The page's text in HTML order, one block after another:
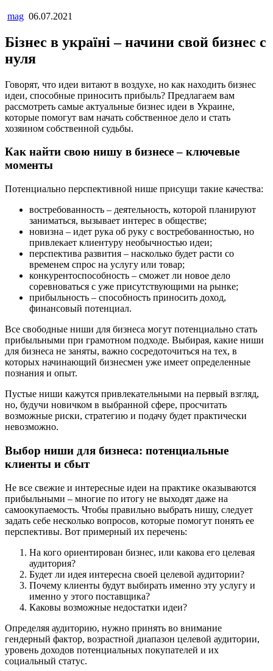
mag 06.07.2021
Бізнес в україні – начини свой бизнес с
нуля
Говорят, что идеи витают в воздухе, но как находить бизнес
идеи, способные приносить прибыль? Предлагаем вам
рассмотреть самые актуальные бизнес идеи в Украине,
которые помогут вам начать собственное дело и стать
хозяином собственной судьбы.
Как найти свою нишу в бизнесе – ключевые
моменты
Потенциально перспективной нише присущи такие качества:
востребованность – деятельность, которой планируют
заниматься, вызывает интерес в обществе;
новизна – идет рука об руку с востребованностью, но
привлекает клиентуру необычностью идеи;
перспектива развития – насколько будет расти со
временем спрос на услугу или товар;
конкурентоспособность – сможет ли новое дело
соревноваться с уже присутствующими на рынке;
прибыльность – способность приносить доход,
финансовый потенциал.
Все свободные ниши для бизнеса могут потенциально стать
прибыльными при грамотном подходе. Выбирая, какие ниши
для бизнеса не заняты, важно сосредоточиться на тех, в
которых начинающий бизнесмен уже имеет определенные
познания и опыт.
Пустые ниши кажутся привлекательными на первый взгляд,
но, будучи новичком в выбранной сфере, просчитать
возможные риски, стратегию и подачу будет практически
невозможно.
Выбор ниши для бизнеса: потенциальные
клиенты и сбыт
Не все свежие и интересные идеи на практике оказываются
прибыльными – многие по итогу не выходят даже на
самоокупаемость. Чтобы правильно выбрать нишу, следует
задать себе несколько вопросов, которые помогут понять ее
перспективы. Вот примерный их перечень:
На кого ориентирован бизнес, или какова его целевая
аудитория?
Будет ли идея интересна своей целевой аудитории?
Почему клиенты будут выбирать именно эту услугу и
именно у этого поставщика?
Каковы возможные недостатки идеи?
Определяя аудиторию, нужно принять во внимание
гендерный фактор, возрастной диапазон целевой аудитории,
уровень доходов потенциальных покупателей и их
социальный статус.